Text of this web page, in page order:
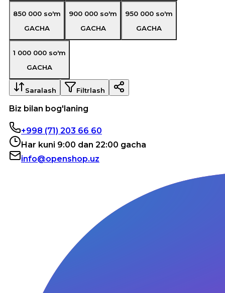
850 000 so'm
GACHA
900 000 so'm
GACHA
950 000 so'm
GACHA
1 000 000 so'm
GACHA
Saralash Filtrlash
Biz bilan bog'laning
+998 (71) 203 66 60
Har kuni 9:00 dan 22:00 gacha
info@openshop.uz